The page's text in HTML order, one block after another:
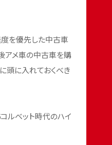
を優先した中古車
アメ車の中古車を購
頭に入れておくべき
ルベット時代のハイ